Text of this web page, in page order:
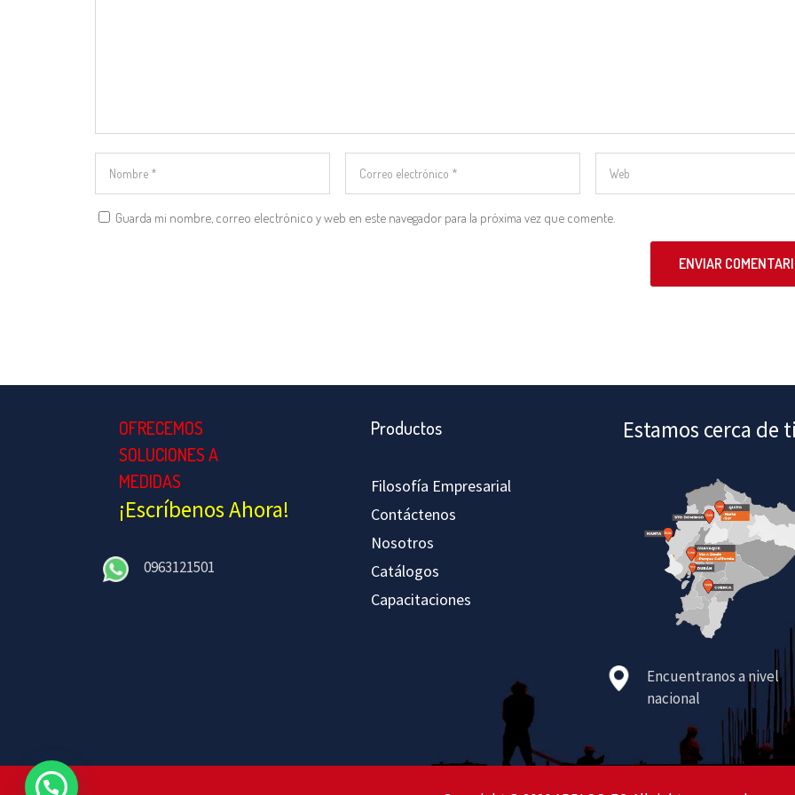
Guarda mi nombre, correo electrónico y web en este navegador para la próxima vez que comente.
ENVIAR
OFRECEMOS
SOLUCIONES A
MEDIDAS
¡Escríbenos Ahora!
0963121501
Productos
Filosofía Empresarial
Contáctenos
Nosotros
Catálogos
Capacitaciones
Estamos cerca de
Encuentranos a nivel
nacional